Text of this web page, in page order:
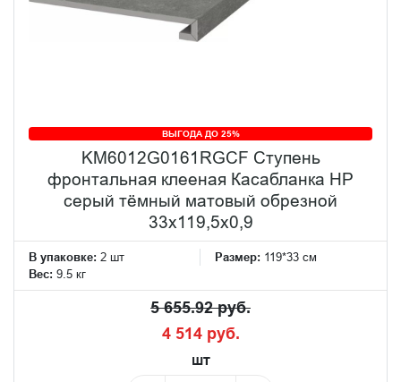
ВЫГОДА ДО 25%
KM6012G0161RGCF Ступень
фронтальная клееная Касабланка HP
серый тёмный матовый обрезной
33x119,5x0,9
В упаковке: 2 шт Размер: 119*33 см
Вес: 9.5 кг
5 655.92 руб.
4 514 руб.
шт